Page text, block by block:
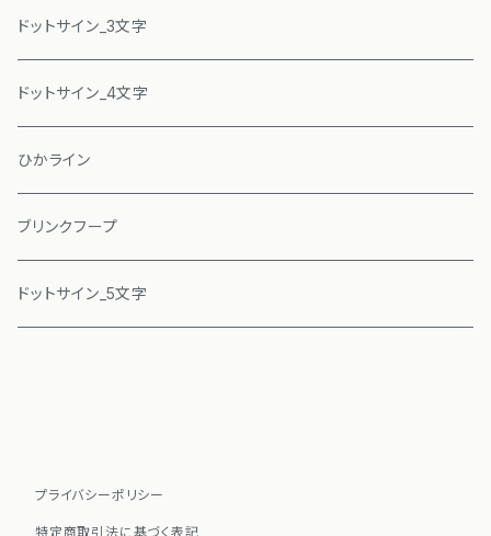
ドットサイン_3文字
ドットサイン_4文字
ひかライン
ブリンクフープ
ドットサイン_5文字
プライバシーポリシー
特定商取引法に基づく表記